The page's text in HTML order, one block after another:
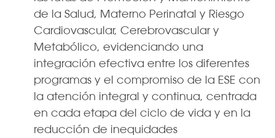
de la Salud, Materno Perinatal y Riesgo
Cardiovascular, Cerebrovascular y
Metabólico, evidenciando una
integración efectiva entre los diferentes
programas y el compromiso de la ESE con
la atención integral y continua, centrada
en cada etapa del ciclo de vida y en la
reducción de inequidades